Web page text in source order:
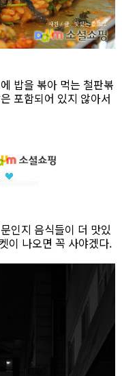
밥을 볶아 먹는 철판볶
포함되어 있지 않아서
인지 음식들이 더 맛있
이 나오면 꼭 사야겠다.